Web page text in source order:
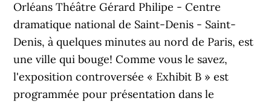
Orléans Théâtre Gérard Philipe - Centre
dramatique national de Saint-Denis - Saint-
Denis, à quelques minutes au nord de Paris, est
une ville qui bouge! Comme vous le savez,
l'exposition controversée « Exhibit B » est
programmée pour présentation dans le